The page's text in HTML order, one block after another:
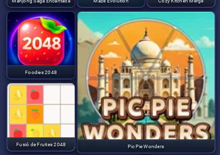
Foodies 2048
Pic Pie Wonders
Fusió de Fruites 2048